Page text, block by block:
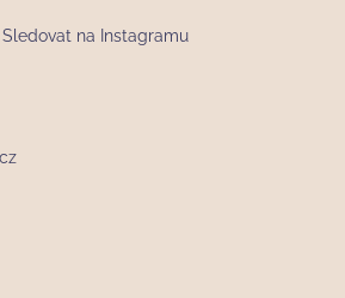
Sledovat na Instagramu